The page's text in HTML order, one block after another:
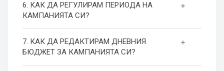
6. КАК ДА РЕГУЛИРАМ ПЕРИОДА НА
КАМПАНИЯТА СИ?
7. КАК ДА РЕДАКТИРАМ ДНЕВНИЯ
БЮДЖЕТ ЗА КАМПАНИЯТА СИ?